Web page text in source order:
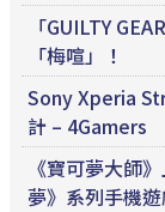
「GUILTY
「梅喧」！
Sony Xperia
計 – 4Gamers
《寶可夢大師
夢》系列手機